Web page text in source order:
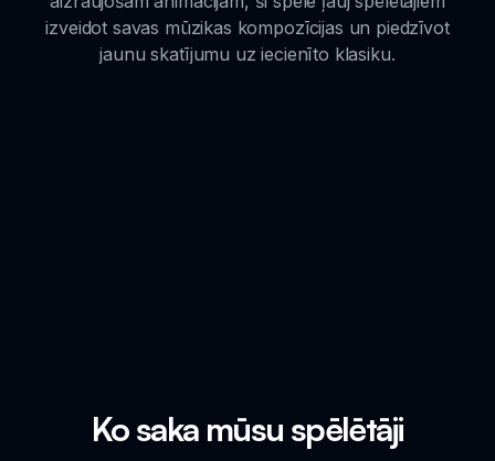
izveidot savas mūzikas kompozīcijas un piedzīvot
jaunu skatījumu uz iecienīto klasiku.
Ko saka mūsu spēlētāji